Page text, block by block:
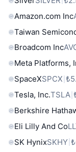
Amazon.com Inc
Taiwan
Broadcom Inc
Meta Platforms,
SpaceXSPCX
Tesla, Inc.TSLA
Berkshire
Eli Lilly And Co
SK HynixSKHY